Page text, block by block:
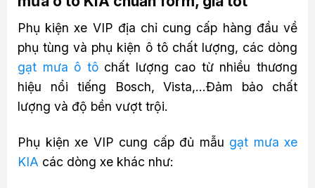
Phụ kiện xe VIP địa chỉ cung cấp hàng đầu về
phụ tùng và phụ kiện ô tô chất lượng, các dòng
gạt mưa ô tôchất lượng cao từ nhiều thương
hiệu nổi tiếng Bosch, Vista,…Đảm bảo chất
lượng và độ bền vượt trội.
Phụ kiện xe VIP cung cấp đủ mẫu gạt mưa xe
KIA các dòng xe khác như: